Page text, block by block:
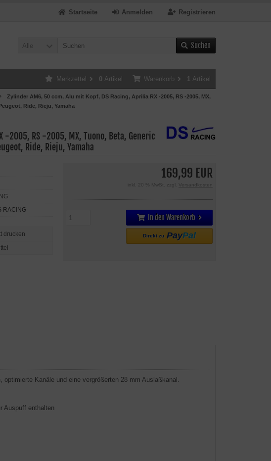
Registrieren
Anmelden
Startseite
Alle Suchen
Warenkorb 1 Artikel
Merkzettel 0 Artikel
Zylinder AM6, 50 ccm, Alu mit Kopf, DS Racing, Aprilia RX -2005, RS -2005, MX,
Ride, Rieju, Yamaha
2005, RS -2005, MX, Tuono, Beta, Generic
Ride, Rieju, Yamaha
169,99 EUR
inkl. 20 % MwSt. zzgl. Versandkosten
In den Warenkorb
Direkt zu PayPal
RACING
drucken
Kanäle und eine vergrößerten 28 mm Auslaßkanal.
Auspuff enthalten